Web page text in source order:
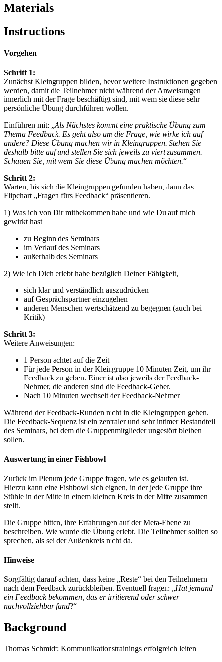
Materials
Instructions
Vorgehen
Schritt 1:
Zunächst Kleingruppen bilden, bevor weitere Instruktionen gegeben
werden, damit die Teilnehmer nicht während der Anweisungen
innerlich mit der Frage beschäftigt sind, mit wem sie diese sehr
persönliche Übung durchführen wollen.
Einführen mit: „Als Nächstes kommt eine praktische Übung zum
Thema Feedback. Es geht also um die Frage, wie wirke ich auf
andere? Diese Übung machen wir in Kleingruppen. Stehen Sie
deshalb bitte auf und stellen Sie sich jeweils zu viert zusammen.
Schauen Sie, mit wem Sie diese Übung machen möchten.“
Schritt 2:
Warten, bis sich die Kleingruppen gefunden haben, dann das
Flipchart „Fragen fürs Feedback“ präsentieren.
1) Was ich von Dir mitbekommen habe und wie Du auf mich
gewirkt hast
zu Beginn des Seminars
im Verlauf des Seminars
außerhalb des Seminars
2) Wie ich Dich erlebt habe bezüglich Deiner Fähigkeit,
sich klar und verständlich auszudrücken
auf Gesprächspartner einzugehen
anderen Menschen wertschätzend zu begegnen (auch bei
Kritik)
Schritt 3:
Weitere Anweisungen:
1 Person achtet auf die Zeit
Für jede Person in der Kleingruppe 10 Minuten Zeit, um ihr
Feedback zu geben. Einer ist also jeweils der Feedback-
Nehmer, die anderen sind die Feedback-Geber.
Nach 10 Minuten wechselt der Feedback-Nehmer
Während der Feedback-Runden nicht in die Kleingruppen gehen.
Die Feedback-Sequenz ist ein zentraler und sehr intimer Bestandteil
des Seminars, bei dem die Gruppenmitglieder ungestört bleiben
sollen.
Auswertung in einer Fishbowl
Zurück im Plenum jede Gruppe fragen, wie es gelaufen ist.
Hierzu kann eine Fishbowl sich eignen, in der jede Gruppe ihre
Stühle in der Mitte in einem kleinen Kreis in der Mitte zusammen
stellt.
Die Gruppe bitten, ihre Erfahrungen auf der Meta-Ebene zu
beschreiben. Wie wurde die Übung erlebt. Die Teilnehmer sollten so
sprechen, als sei der Außenkreis nicht da.
Hinweise
Sorgfältig darauf achten, dass keine „Reste“ bei den Teilnehmern
nach dem Feedback zurückbleiben. Eventuell fragen: „Hat jemand
ein Feedback bekommen, das er irritierend oder schwer
nachvollziehbar fand?“
Background
Thomas Schmidt: Kommunikationstrainings erfolgreich leiten